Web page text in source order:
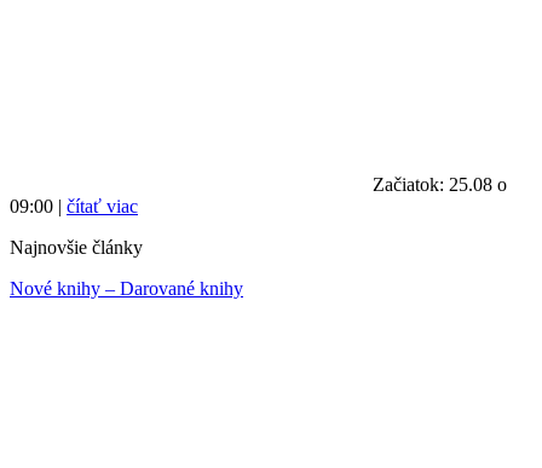
Začiatok: 25.08 o
09:00 | čítať viac
Najnovšie články
Nové knihy – Darované knihy